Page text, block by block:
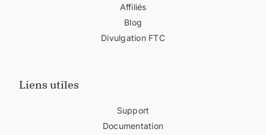
Affiliés
Blog
Divulgation FTC
Liens utiles
Support
Documentation